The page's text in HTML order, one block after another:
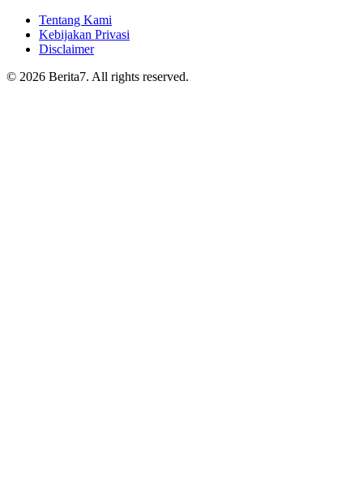
Tentang Kami
Kebijakan Privasi
Disclaimer
© 2026 Berita7. All rights reserved.